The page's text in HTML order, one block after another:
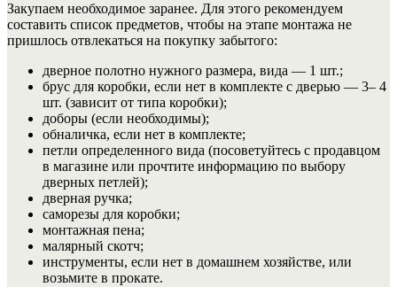
Закупаем необходимое заранее. Для этого рекомендуем
составить список предметов, чтобы на этапе монтажа не
пришлось отвлекаться на покупку забытого:
дверное полотно нужного размера, вида — 1 шт.;
брус для коробки, если нет в комплекте с дверью — 3– 4
шт. (зависит от типа коробки);
доборы (если необходимы);
обналичка, если нет в комплекте;
петли определенного вида (посоветуйтесь с продавцом
в магазине или прочтите информацию по выбору
дверных петлей);
дверная ручка;
саморезы для коробки;
монтажная пена;
малярный скотч;
инструменты, если нет в домашнем хозяйстве, или
возьмите в прокате.